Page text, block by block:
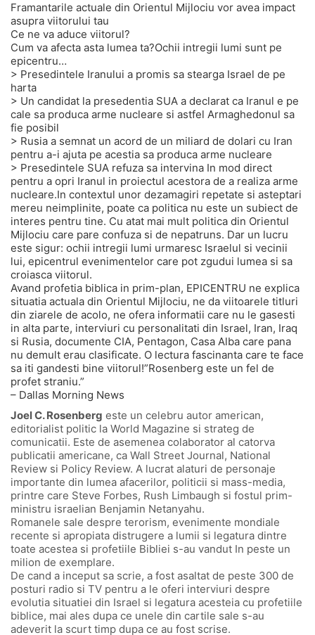
Framantarile actuale din Orientul Mijlociu vor avea impact
asupra viitorului tau
Ce ne va aduce viitorul?
Cum va afecta asta lumea ta?Ochii intregii lumi sunt pe
epicentru…
> Presedintele Iranului a promis sa stearga Israel de pe
harta
> Un candidat la presedentia SUA a declarat ca Iranul e pe
cale sa produca arme nucleare si astfel Armaghedonul sa
fie posibil
> Rusia a semnat un acord de un miliard de dolari cu Iran
pentru a-i ajuta pe acestia sa produca arme nucleare
> Presedintele SUA refuza sa intervina In mod direct
pentru a opri Iranul in proiectul acestora de a realiza arme
nucleare.In contextul unor dezamagiri repetate si asteptari
mereu neimplinite, poate ca politica nu este un subiect de
interes pentru tine. Cu atat mai mult politica din Orientul
Mijlociu care pare confuza si de nepatruns. Dar un lucru
este sigur: ochii intregii lumi urmaresc Israelul si vecinii
lui, epicentrul evenimentelor care pot zgudui lumea si sa
croiasca viitorul.
Avand profetia biblica in prim-plan, EPICENTRU ne explica
situatia actuala din Orientul Mijlociu, ne da viitoarele titluri
din ziarele de acolo, ne ofera informatii care nu le gasesti
in alta parte, interviuri cu personalitati din Israel, Iran, Iraq
si Rusia, documente CIA, Pentagon, Casa Alba care pana
nu demult erau clasificate. O lectura fascinanta care te face
sa iti gandesti bine viitorul!”Rosenberg este un fel de
profet straniu.”
– Dallas Morning News
Joel C. Rosenberg este un celebru autor american,
editorialist politic la World Magazine si strateg de
comunicatii. Este de asemenea colaborator al catorva
publicatii americane, ca Wall Street Journal, National
Review si Policy Review. A lucrat alaturi de personaje
importante din lumea afacerilor, politicii si mass-media,
printre care Steve Forbes, Rush Limbaugh si fostul prim-
ministru israelian Benjamin Netanyahu.
Romanele sale despre terorism, evenimente mondiale
recente si apropiata distrugere a lumii si legatura dintre
toate acestea si profetiile Bibliei s-au vandut In peste un
milion de exemplare.
De cand a inceput sa scrie, a fost asaltat de peste 300 de
posturi radio si TV pentru a le oferi interviuri despre
evolutia situatiei din Israel si legatura acesteia cu profetiile
biblice, mai ales dupa ce unele din cartile sale s-au
adeverit la scurt timp dupa ce au fost scrise.